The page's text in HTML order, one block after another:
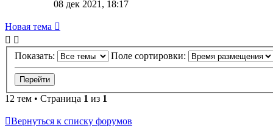
08 дек 2021, 18:17
Новая тема
Показать: Поле сортировки:
12 тем • Страница 1 из 1
Вернуться к списку форумов